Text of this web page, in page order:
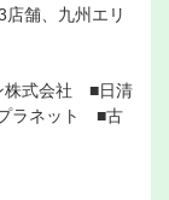
舗、九州エリ
株式会社 ■日清
ラネット ■古